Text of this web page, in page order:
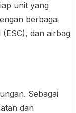
unit yang
berbagai
dan airbag
Sebagai
dan